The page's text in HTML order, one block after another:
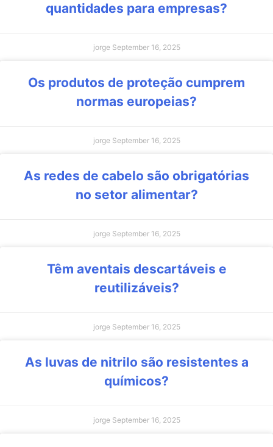
quantidades para empresas?
jorge September 16, 2025
Os produtos de proteção cumprem
normas europeias?
jorge September 16, 2025
As redes de cabelo são obrigatórias
no setor alimentar?
jorge September 16, 2025
Têm aventais descartáveis e
reutilizáveis?
jorge September 16, 2025
As luvas de nitrilo são resistentes a
químicos?
jorge September 16, 2025